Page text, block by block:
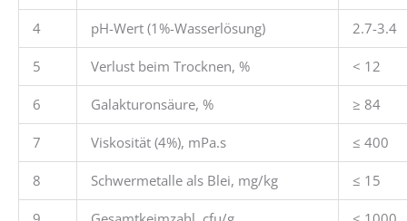
4 pH-Wert (1%-Wasserlösung) 2.7-3.4
5 Verlust beim Trocknen, % < 12
6 Galakturonsäure, % ≥ 84
7 Viskosität (4%), mPa.s ≤ 400
8 Schwermetalle als Blei, mg/kg ≤ 15